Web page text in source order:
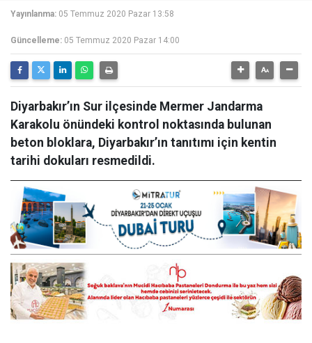
Yayınlanma: 05 Temmuz 2020 Pazar 13:58
Güncelleme: 05 Temmuz 2020 Pazar 14:00
Diyarbakır’ın Sur ilçesinde Mermer Jandarma
Karakolu önündeki kontrol noktasında bulunan
beton bloklara, Diyarbakır’ın tanıtımı için kentin
tarihi dokuları resmedildi.